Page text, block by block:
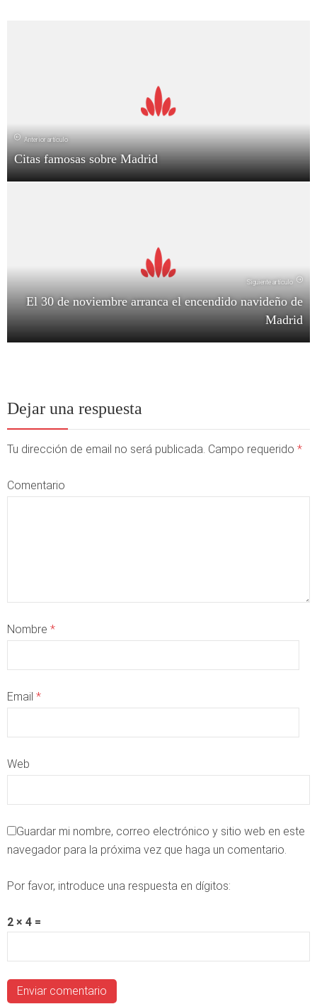
Anterior artículo
Citas famosas sobre Madrid
Siguiente artículo
El 30 de noviembre arranca el encendido navideño de
Madrid
Dejar una respuesta
Tu dirección de email no será publicada. Campo requerido *
Comentario
Nombre *
Email *
Web
Guardar mi nombre, correo electrónico y sitio web en este
navegador para la próxima vez que haga un comentario.
Por favor, introduce una respuesta en dígitos:
2 × 4 =